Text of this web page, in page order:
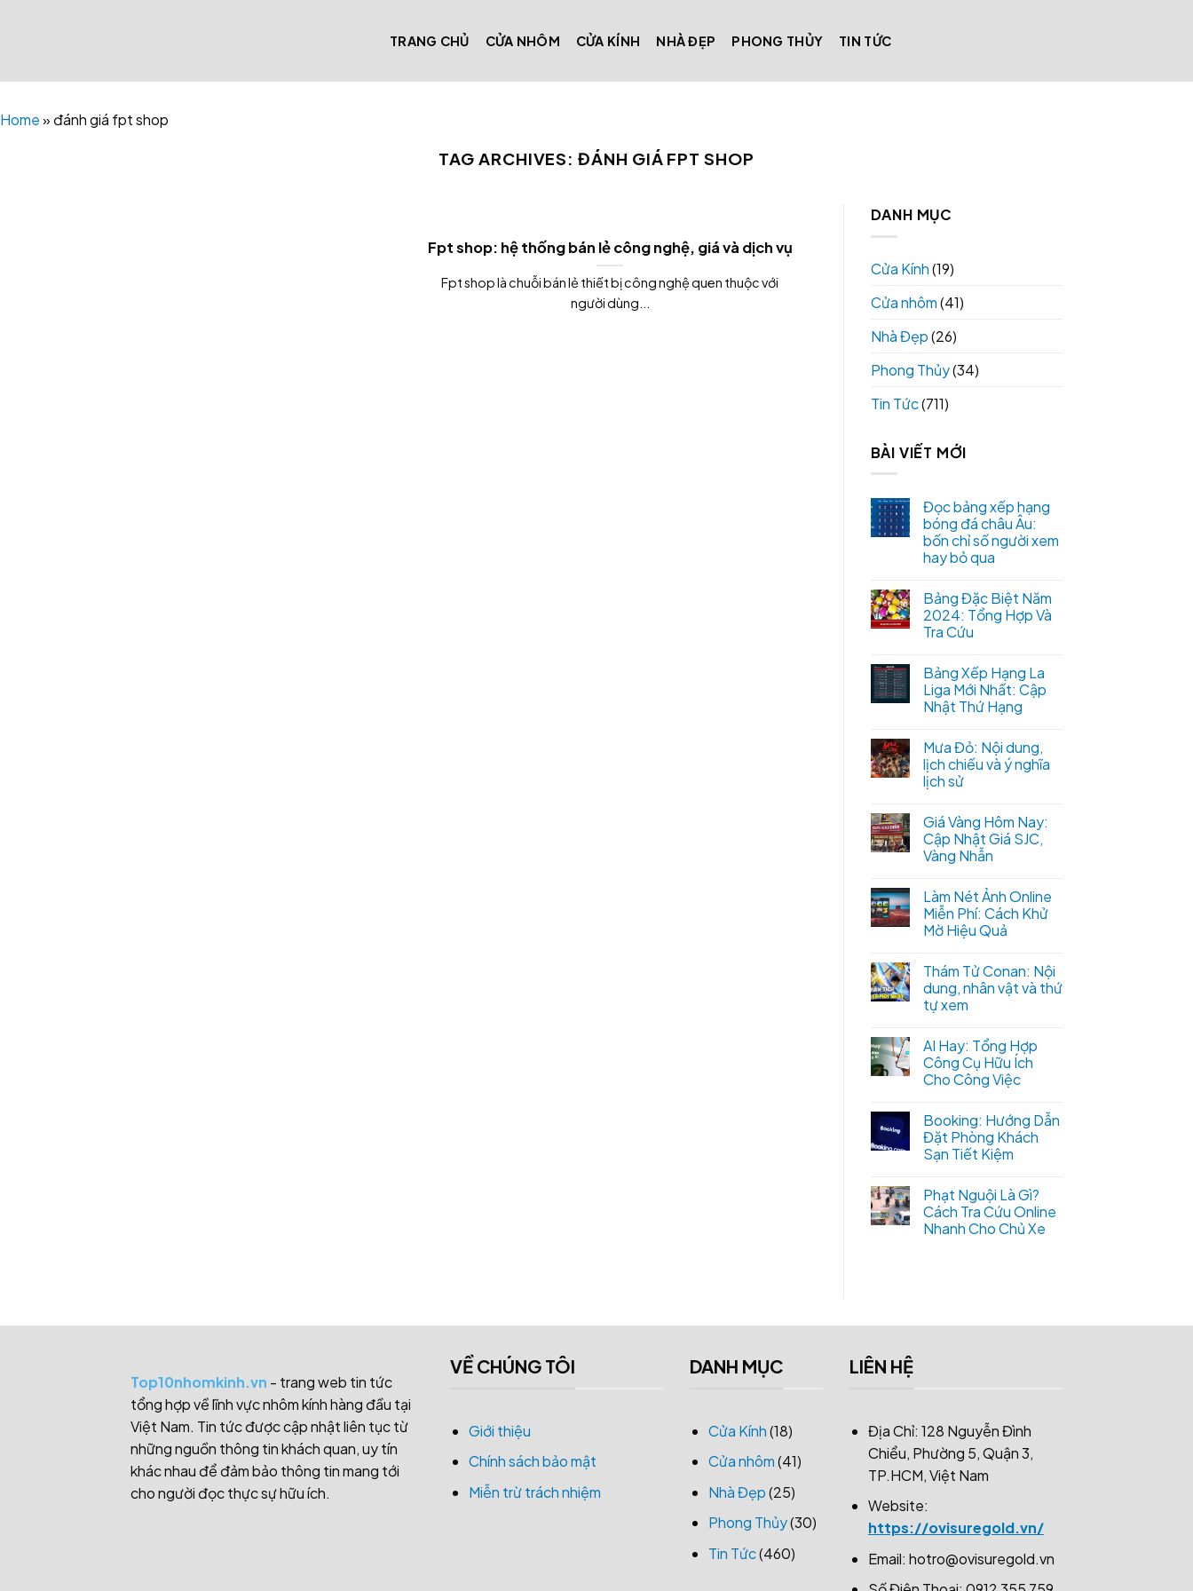
TRANG CHỦ CỬA NHÔM CỬA KÍNH NHÀ ĐẸP PHONG THỦY TIN TỨC
Home» đánh giá fpt shop
TAG ARCHIVES:ĐÁNH GIÁ FPT SHOP
Fpt shop: hệ thống bán lẻ công nghệ, giá và dịch vụ
Fpt shop là chuỗi bán lẻ thiết bị công nghệ quen thuộc với
người dùng...
DANH MỤC
Cửa Kính(19)
Cửa nhôm(41)
Nhà Đẹp(26)
Phong Thủy(34)
Tin Tức(711)
BÀI VIẾT MỚI
Đọc bảng xếp hạng
bóng đá châu Âu:
bốn chỉ số người xem
hay bỏ qua
Bảng Đặc Biệt Năm
2024: Tổng Hợp Và
Tra Cứu
Bảng Xếp Hạng La
Liga Mới Nhất: Cập
Nhật Thứ Hạng
Mưa Đỏ: Nội dung,
lịch chiếu và ý nghĩa
lịch sử
Giá Vàng Hôm Nay:
Cập Nhật Giá SJC,
Vàng Nhẫn
Làm Nét Ảnh Online
Miễn Phí: Cách Khử
Mờ Hiệu Quả
Thám Tử Conan: Nội
dung, nhân vật và thứ
tự xem
AI Hay: Tổng Hợp
Công Cụ Hữu Ích
Cho Công Việc
Booking: Hướng Dẫn
Đặt Phòng Khách
Sạn Tiết Kiệm
Phạt Nguội Là Gì?
Cách Tra Cứu Online
Nhanh Cho Chủ Xe
Top10nhomkinh.vn - trang web tin tức
tổng hợp về lĩnh vực nhôm kính hàng đầu tại
Việt Nam. Tin tức được cập nhật liên tục từ
những nguồn thông tin khách quan, uy tín
khác nhau để đảm bảo thông tin mang tới
cho người đọc thực sự hữu ích.
VỀ CHÚNG TÔI
Giới thiệu
Chính sách bảo mật
Miễn trừ trách nhiệm
DANH MỤC
Cửa Kính(18)
Cửa nhôm(41)
Nhà Đẹp(25)
Phong Thủy(30)
Tin Tức(460)
LIÊN HỆ
Địa Chỉ: 128 Nguyễn Đình
Chiểu, Phường 5, Quận 3,
TP.HCM, Việt Nam
Website:
https://ovisuregold.vn/
Email: hotro@ovisuregold.vn